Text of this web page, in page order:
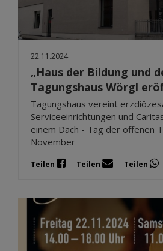
22.11.2024
„Haus der Bildung und
Tagungshaus Wörgl
Tagungshaus vereint
Serviceeinrichtungen und
einem Dach - Tag der offenen
November
Teilen Teilen Teilen